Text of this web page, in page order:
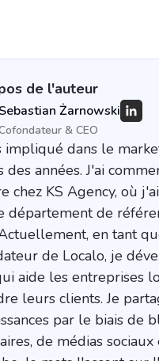
de l'auteur
Sebastian Żarnowski
& CEO
impliqué dans le
des années. J'ai
chez KS Agency, où
département de
en tant
de Localo, je
aide les entreprises
leurs clients. Je
par le biais de
de médias